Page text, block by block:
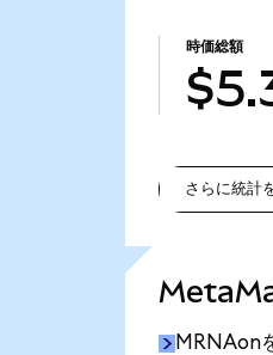
時価総額
さらに統計
MRNAon